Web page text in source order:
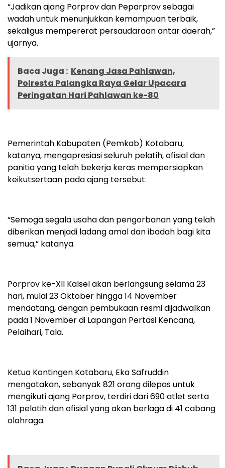
“Jadikan ajang Porprov dan Peparprov sebagai
wadah untuk menunjukkan kemampuan terbaik,
sekaligus mempererat persaudaraan antar daerah,”
ujarnya.
Baca Juga : Kenang Jasa Pahlawan,
Polresta Palangka Raya Gelar Upacara
Peringatan Hari Pahlawan ke-80
Pemerintah Kabupaten (Pemkab) Kotabaru,
katanya, mengapresiasi seluruh pelatih, ofisial dan
panitia yang telah bekerja keras mempersiapkan
keikutsertaan pada ajang tersebut.
“Semoga segala usaha dan pengorbanan yang telah
diberikan menjadi ladang amal dan ibadah bagi kita
semua,” katanya.
Porprov ke-XII Kalsel akan berlangsung selama 23
hari, mulai 23 Oktober hingga 14 November
mendatang, dengan pembukaan resmi dijadwalkan
pada 1 November di Lapangan Pertasi Kencana,
Pelaihari, Tala.
Ketua Kontingen Kotabaru, Eka Safruddin
mengatakan, sebanyak 821 orang dilepas untuk
mengikuti ajang Porprov, terdiri dari 690 atlet serta
131 pelatih dan ofisial yang akan berlaga di 41 cabang
olahraga.